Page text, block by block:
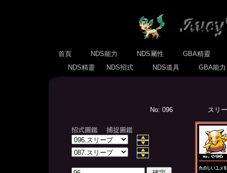
首頁 NDS能力 NDS屬性
GBA精靈
NDS精靈
NDS招式 NDS道具 GBA能
No: 096 スリ
招式圖鑑 捕捉圖鑑